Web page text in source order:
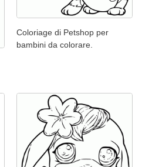
Coloriage di Petshop per
bambini da colorare.